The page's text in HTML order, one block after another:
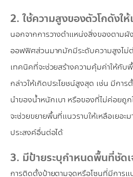
2. ใช้ความสูงของตัวโกดังให้
นอกจากการวางตำแหน่งสิ่งของตามผั
ออฟฟิศส่วนมากมักมีระดับความสูงไม่
เทคนิคที่จะช่วยสร้างความคุ้มค่าให้กั
กล่าวให้เกิดประโยชน์สูงสุด เช่น มีกา
นำของน้ำหนักเบา หรือของที่ไม่ค่อยถู
จะช่วยขยายพื้นที่แนวราบให้เหลือเยอะ
ประสงค์อื่นต่อได้
3. มีป้ายระบุกำหนดพื้นที่ชัด
การติดตั้งป้ายตามจุดหรือโซนที่มีการแ